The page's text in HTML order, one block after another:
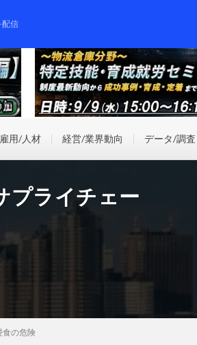
配信
雇用/人材 経営/業界動向 データ/調査
プライチェー
食の危険